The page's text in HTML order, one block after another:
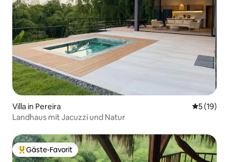
Villa in Pereira
5 (19)
Landhaus mit Jacuzzi und Natur
Beliebter Gäste-Favorit.
Gäste-Favorit